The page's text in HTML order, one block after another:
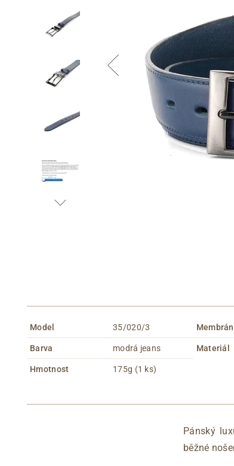
Informace o zpracování osobních údajů.
Model 35/020/3
Barva modrá jeans
Hmotnost 175g (1 ks)
Materiál
Pánský
běžné